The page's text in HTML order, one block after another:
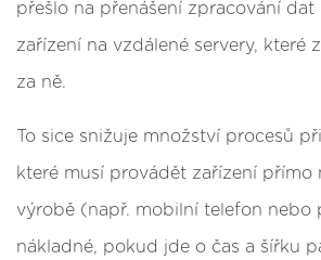
přešlo na přenášení zpracování dat
zařízení na vzdálené servery, které
za ně.
To sice snižuje množství procesů
které musí provádět zařízení přímo
výrobě (např. mobilní telefon nebo
nákladné, pokud jde o čas a šířku